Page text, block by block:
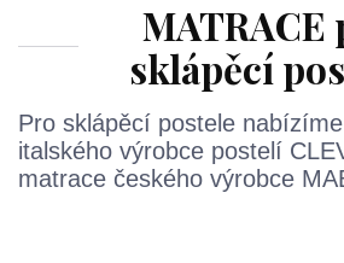
MATRACE
sklápěcí
Pro sklápěcí postele
italského výrobce postelí
matrace českého výrobce